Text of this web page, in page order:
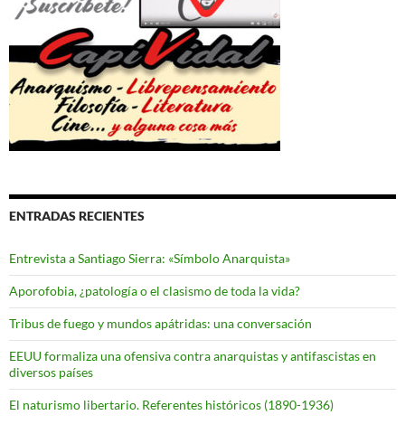
ENTRADAS RECIENTES
Entrevista a Santiago Sierra: «Símbolo Anarquista»
Aporofobia, ¿patología o el clasismo de toda la vida?
Tribus de fuego y mundos apátridas: una conversación
EEUU formaliza una ofensiva contra anarquistas y antifascistas en
diversos países
El naturismo libertario. Referentes históricos (1890-1936)